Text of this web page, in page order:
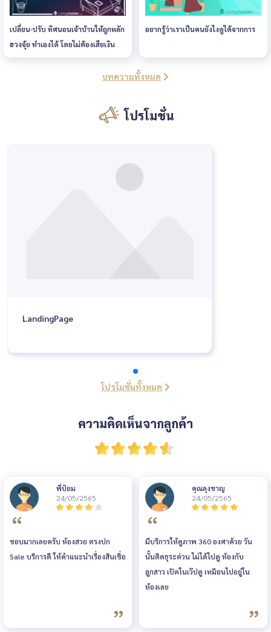
เปลี่ยน-ปรับ ทิศนอนเจ้าบ้านให้ถูกหลัก
ฮวงจุ้ย ทำเองได้ โดยไม่ต้องเสียเงิน
อยากรู้ว่าเราเป็นคนยังไงดูได้จากการ
บทความทั้งหมด
โปรโมชั่น
LandingPage
โปรโมชั่นทั้งหมด
ความคิดเห็นจากลูกค้า
พี่ป๋อม
24/05/2565
ชอบมากเลยครับ ห้องสวย ตรงปก
Sale บริการดี ให้คำแนะนำเรื่องสินเชื่อ
คุณลุงชาญ
24/05/2565
มีบริการให้ดูภาพ 360 องศาด้วย วัน
นั้นติดธุระด่วน ไม่ได้ไปดู ห้องกับ
ลูกสาว เปิดในเว๊ปดู เหมือนไปอยู่ใน
ห้องเลย